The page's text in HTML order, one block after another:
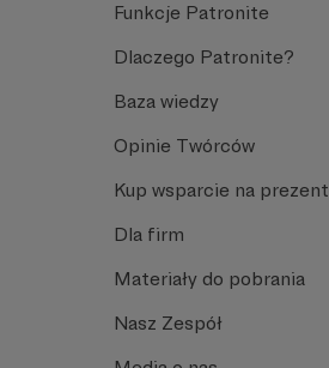
Funkcje Patronite
Dlaczego Patronite?
Baza wiedzy
Opinie Twórców
Kup wsparcie na prezent
Dla firm
Materiały do pobrania
Nasz Zespół